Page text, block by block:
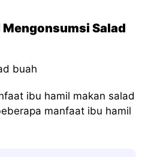
Salad
ibu hamil makan salad
manfaat ibu hamil